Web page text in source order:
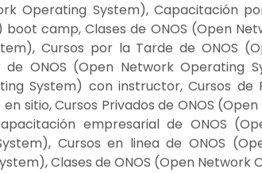
Operating System), Capacitación
camp, Clases de ONOS (Open
Cursos por la Tarde de ONOS
ONOS (Open Network Operating
System) con instructor, Cursos
sitio, Cursos Privados de ONOS
empresarial de ONOS
Cursos en linea de ONOS
Clases de ONOS (Open Network